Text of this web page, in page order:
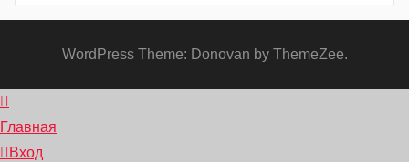
WordPress Theme: Donovan by ThemeZee.
Главная
Вход